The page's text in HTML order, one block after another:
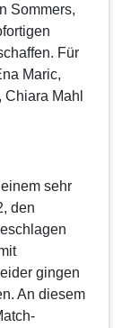
Sommers,
Für
Maric,
Mahl
sehr
den
gingen
An diesem